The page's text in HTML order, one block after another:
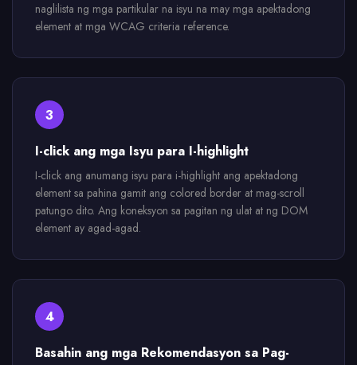
naglilista ng mga partikular na isyu na may mga apektadong
element at mga WCAG criteria reference.
3
I-click ang mga Isyu para I-highlight
I-click ang anumang isyu para i-highlight ang apektadong
element sa pahina gamit ang colored border at mag-scroll
patungo dito. Ang koneksyon sa pagitan ng ulat at ng DOM
element ay agad-agad.
4
Basahin ang mga Rekomendasyon sa Pag-